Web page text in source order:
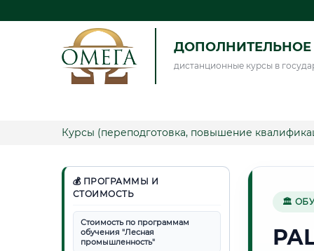
дистанционные курсы в
Курсы (переподготовка, повышение
💰 ПРОГРАММЫ И
СТОИМОСТЬ
Стоимость по программам
обучения "Лесная
промышленность"
🏛